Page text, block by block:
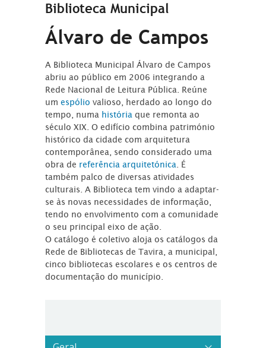
Biblioteca Municipal
Álvaro de Campos
A Biblioteca Municipal Álvaro de Campos
abriu ao público em 2006 integrando a
Rede Nacional de Leitura Pública. Reúne
umespóliovalioso, herdado ao longo do
tempo, numa história que remonta ao
século XIX. O edifício combina património
histórico da cidade com arquitetura
contemporânea, sendo considerado uma
obra de referência arquitetónica . É
também palco de diversas atividades
culturais. A Biblioteca tem vindo a adaptar-
se às novas necessidades de informação,
tendo no envolvimento com a comunidade
o seu principal eixo de ação.
O catálogo é coletivo aloja os catálogos da
Rede de Bibliotecas de Tavira, a municipal,
cinco bibliotecas escolares e os centros de
documentação do município.